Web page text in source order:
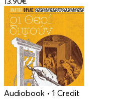
Audiobook • 1 Credit